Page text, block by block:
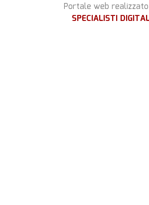
Portale web
SPECIALISTI